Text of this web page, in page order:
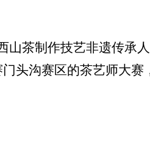
山茶制作技艺非遗传承
头沟赛区的茶艺师大赛